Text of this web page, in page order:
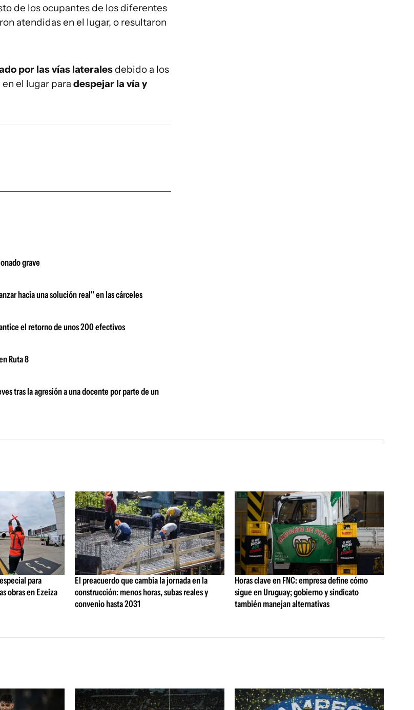
de los ocupantes de los diferentes
atendidas en el lugar, o resultaron
por las vías lateralesdebido a los
el lugar para despejar la vía y
grave
hacia una solución real" en las cárceles
el retorno de unos 200 efectivos
Ruta 8
tras la agresión a una docente por parte de un
para
obras en Ezeiza
El preacuerdo que cambia la jornada en la
construcción: menos horas, subas reales y
convenio hasta 2031
Horas clave en FNC: empresa define cómo
sigue en Uruguay; gobierno y sindicato
también manejan alternativas